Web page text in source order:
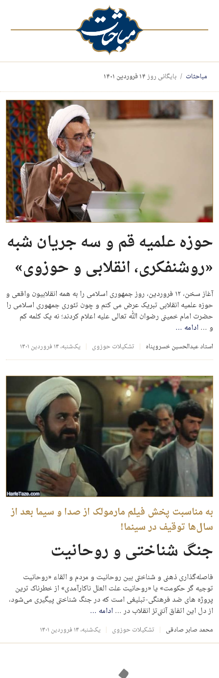
مباحثات بایگانی روز۱۴ فروردین ۱۴۰۱
حوزه علمیه قم و سه جریان شبه
«روشنفکری، انقلابی و حوزوی»
آغاز سخن، ۱۲ فروردین، روز جمهوری اسلامی را به همه انقلابیون واقعی و
حوزه علمیه انقلابی تبریک عرض می کنم و چون تئوری جمهوری اسلامی را
حضرت امام خمینی رضوان ﷲ تعالی علیه اعلام کردند؛ نه یک کلمه کم
و …ادامه …
استاد عبدالحسین خسروپناه تشکیلات حوزوی یک‌شنبه، ۱۴ فروردین ۱۴۰۱
به مناسبت پخش فیلم مارمولک از صدا و سیما بعد از
سال‌ها توقیف در سینما!
جنگ شناختی و روحانیت
فاصله‌گذاری ذهنی و شناختی بین روحانیت و مردم و القاء «روحانیت
توجیه گر حکومت» یا «روحانیت علت العلل ناکارآمدی» از خطرناک ترین
پروژه های ضد فرهنگی-تبلیغی است که در جنگ شناختی پیگیری می‌شود،
از دل این اتفاق آنتی‌تز انقلاب در …ادامه …
محمد صابر صادقی تشکیلات حوزوی یک‌شنبه، ۱۴ فروردین ۱۴۰۱